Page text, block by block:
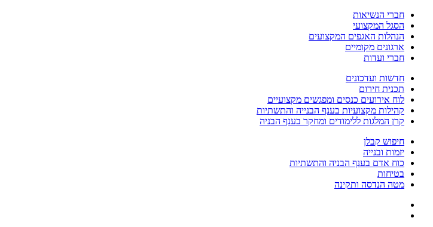
חברי הנשיאות
הסגל המקצועי
הנהלות האגפים המקצועים
ארגונים מקומיים
חברי ועדות
חדשות ועדכונים
תכנית חירום
לוח אירועים כנסים ומפגשים מקצועיים
קהילות מקצועיות בענף הבנייה והתשתיות
קרן המלגות ללימודים ומחקר בענף הבניה
חיפוש קבלן
יזמות ובנייה
כוח אדם בענף הבניה והתשתיות
בטיחות
מטה הנדסה ותקינה